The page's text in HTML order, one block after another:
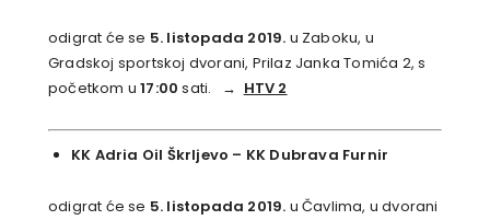
odigrat će se 5. listopada 2019. u Zaboku, u
Gradskoj sportskoj dvorani, Prilaz Janka Tomića 2, s
početkom u17:00 sati. → HTV 2
KK Adria Oil Škrljevo – KK Dubrava Furnir
odigrat će se 5. listopada 2019. u Čavlima, u dvorani